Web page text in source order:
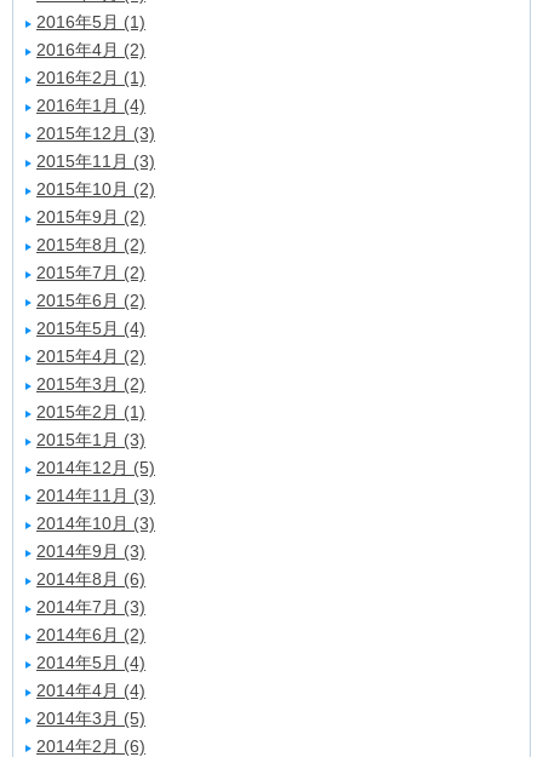
2016年5月 (1)
2016年4月 (2)
2016年2月 (1)
2016年1月 (4)
2015年12月 (3)
2015年11月 (3)
2015年10月 (2)
2015年9月 (2)
2015年8月 (2)
2015年7月 (2)
2015年6月 (2)
2015年5月 (4)
2015年4月 (2)
2015年3月 (2)
2015年2月 (1)
2015年1月 (3)
2014年12月 (5)
2014年11月 (3)
2014年10月 (3)
2014年9月 (3)
2014年8月 (6)
2014年7月 (3)
2014年6月 (2)
2014年5月 (4)
2014年4月 (4)
2014年3月 (5)
2014年2月 (6)